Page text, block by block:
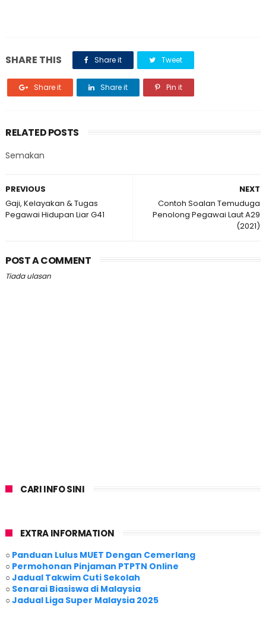
SHARE THIS Share it Tweet
Share it Share it Pin it
RELATED POSTS
Semakan
NEXT
Contoh Soalan Temuduga
Penolong Pegawai Laut A29
(2021)
PREVIOUS
Gaji, Kelayakan & Tugas
Pegawai Hidupan Liar G41
POST A COMMENT
Tiada ulasan
CARI INFO SINI
EXTRA INFORMATION
○ Panduan Lulus MUET Dengan Cemerlang
○ Permohonan Pinjaman PTPTN Online
○Jadual Takwim Cuti Sekolah
○ Senarai Biasiswa di Malaysia
○Jadual Liga Super Malaysia 2025